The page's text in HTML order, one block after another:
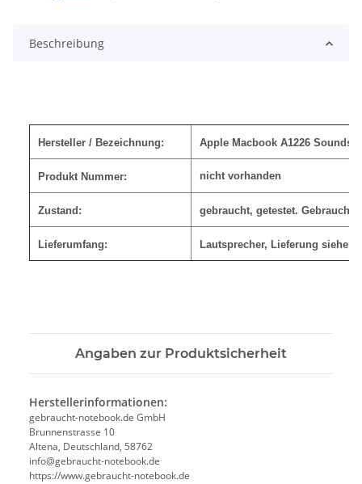
Beschreibung
Hersteller / Bezeichnung: Apple Macbook A1226
Produkt Nummer: nicht vorhanden
Zustand: gebraucht, getestet.
Lieferumfang: Lautsprecher, Lieferung siehe
Angaben zur Produktsicherheit
Herstellerinformationen:
gebraucht-notebook.de GmbH
Brunnenstrasse 10
Altena, Deutschland, 58762
info@gebraucht-notebook.de
https://www.gebraucht-notebook.de